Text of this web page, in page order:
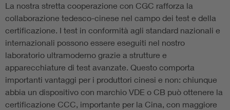
La nostra stretta cooperazione con CGC rafforza la
collaborazione tedesco-cinese nel campo dei test e della
certificazione. I test in conformità agli standard nazionali e
internazionali possono essere eseguiti nel nostro
laboratorio ultramoderno grazie a strutture e
apparecchiature di test avanzate. Questo comporta
importanti vantaggi per i produttori cinesi e non: chiunque
abbia un dispositivo con marchio VDE o CB può ottenere la
certificazione CCC, importante per la Cina, con maggiore